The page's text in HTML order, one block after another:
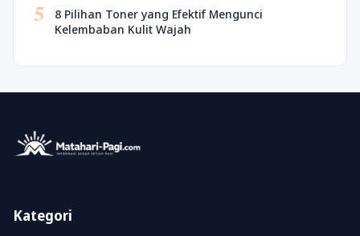
5
8 Pilihan Toner yang Efektif Mengunci
Kelembaban Kulit Wajah
Kategori